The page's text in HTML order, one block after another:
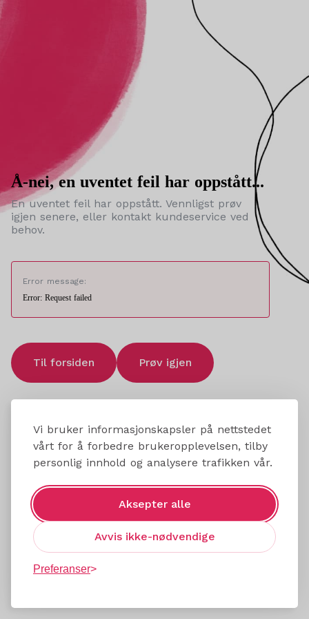
Vi bruker informasjonskapsler på nettstedet
vårt for å forbedre brukeropplevelsen, tilby
personlig innhold og analysere trafikken vår.
Aksepter alle
Avvis ikke-nødvendige
Preferanser
Å-nei, en uventet feil har oppstått...
En uventet feil har oppstått. Vennligst prøv
igjen senere, eller kontakt kundeservice ved
behov.
Error message:
Error: Request failed
Til forsiden Prøv igjen